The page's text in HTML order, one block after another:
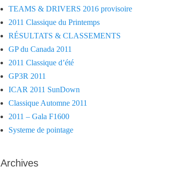
TEAMS & DRIVERS 2016 provisoire
2011 Classique du Printemps
RÉSULTATS & CLASSEMENTS
GP du Canada 2011
2011 Classique d’été
GP3R 2011
ICAR 2011 SunDown
Classique Automne 2011
2011 – Gala F1600
Systeme de pointage
Archives